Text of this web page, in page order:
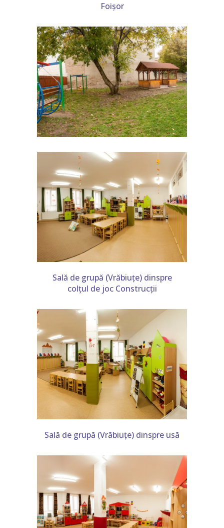
Foișor
Sală de grupă (Vrăbiuțe) dinspre
colțul de joc Construcții
Sală de grupă (Vrăbiuțe) dinspre usă